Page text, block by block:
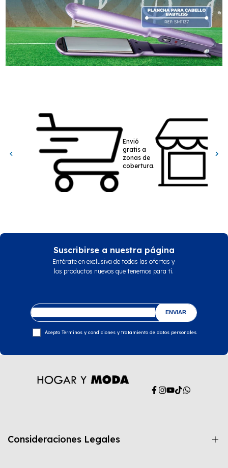
Envió
gratis a
zonas de
cobertura.
Suscribirse a nuestra página
Entérate en exclusiva de todas las ofertas y
los productos nuevos que tenemos para tí.
ENVIAR
Acepto Términos y condiciones y tratamiento de datos personales.
Facebook
Instagram
YouTube
TikTokWhatsApp
Consideraciones Legales